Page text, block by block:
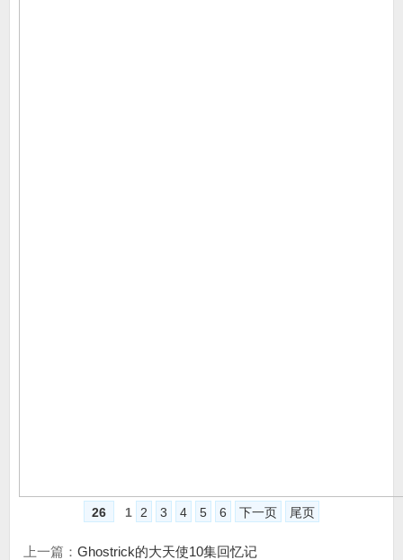
26 1 2 3 4 5 6 下一页 尾页
上一篇： Ghostrick的大天使10集回忆记